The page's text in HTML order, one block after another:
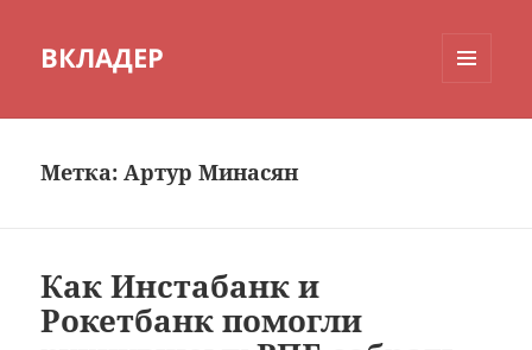
ВКЛАДЕР
Метка:Артур Минасян
Как Инстабанк и
Рокетбанк помогли